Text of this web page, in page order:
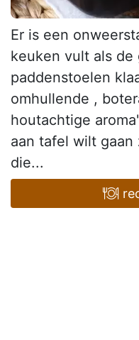
Er is een
keuken vult als de
paddenstoelen
omhullende ,
houtachtige
aan tafel wilt
die...